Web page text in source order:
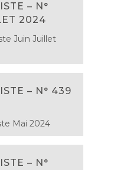
– N°
2024
Juin Juillet
– N° 439
Mai 2024
– N°